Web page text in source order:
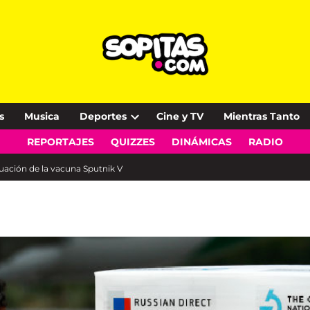
Musica Deportes
Open
dropdown
Cine y TV Mientras Tanto
REPORTAJES QUIZZES DINÁMICAS RADIO
de la vacuna Sputnik V